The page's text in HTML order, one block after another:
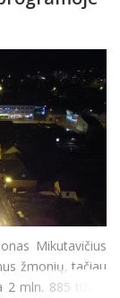
Mikutavičius
žmonių, tačiau
mln. 885 tūkst.